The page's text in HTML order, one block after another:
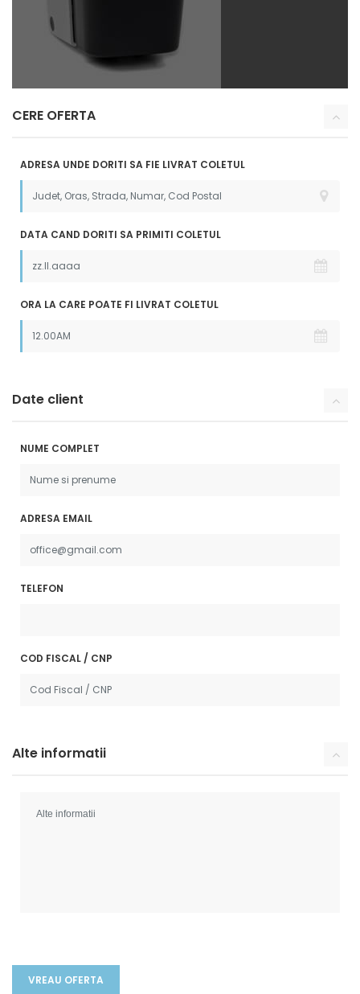
CERE OFERTA
ADRESA UNDE DORITI SA FIE LIVRAT COLETUL
DATA CAND DORITI SA PRIMITI COLETUL
ORA LA CARE POATE FI LIVRAT COLETUL
Date client
NUME COMPLET
ADRESA EMAIL
TELEFON
COD FISCAL / CNP
Alte informatii